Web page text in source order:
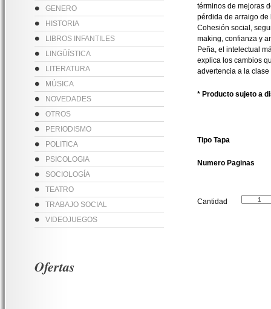
GENERO
HISTORIA
LIBROS INFANTILES
LINGÜÍSTICA
LITERATURA
MÚSICA
NOVEDADES
OTROS
PERIODISMO
POLITICA
PSICOLOGIA
SOCIOLOGÍA
TEATRO
TRABAJO SOCIAL
VIDEOJUEGOS
términos de mejoras
pérdida de arraigo de
Cohesión social,
making, confianza y
Peña, el intelectual
explica los cambios
advertencia a la
* Producto sujeto a
Tipo Tapa
Numero Paginas
Cantidad
Ofertas